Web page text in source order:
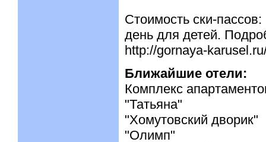
Стоимость ски-
день для детей.
http://gornaya-
Ближайшие отели:
Комплекс
"Татьяна"
"Хомутовский дворик"
"Олимп"